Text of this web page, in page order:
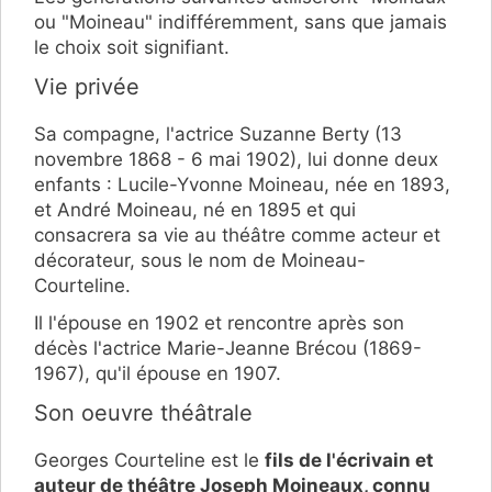
ou "Moineau" indifféremment, sans que jamais
le choix soit signifiant.
Vie privée
Sa compagne, l'actrice Suzanne Berty (13
novembre 1868 - 6 mai 1902), lui donne deux
enfants : Lucile-Yvonne Moineau, née en 1893,
et André Moineau, né en 1895 et qui
consacrera sa vie au théâtre comme acteur et
décorateur, sous le nom de Moineau-
Courteline.
Il l'épouse en 1902 et rencontre après son
décès l'actrice Marie-Jeanne Brécou (1869-
1967), qu'il épouse en 1907.
Son oeuvre théâtrale
Georges Courteline est le fils de l'écrivain et
auteur de théâtre Joseph Moineaux, connu